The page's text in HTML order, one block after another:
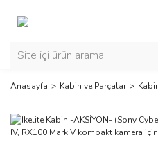
Anasayfa Kabin ve Parçalar